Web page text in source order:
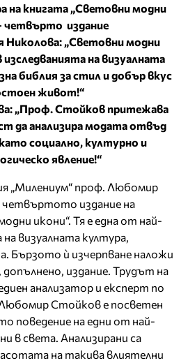
на книгата „Световни модни
четвърто издание
Николова: „Световни модни
на визуалната
библия за стил и добър вкус
живот!“
„Проф. Стойков притежава
да анализира модата отвъд
социално, културно и
явление!“
„Милениум“ проф. Любомир
издание на
икони“. Тя е една от най-
визуалната култура,
Бързото ѝ изчерпване наложи
издание. Трудът на
анализатор и експерт по
Стойков е посветен
поведение на едни от най-
в света. Анализирани са
на такива влиятелни